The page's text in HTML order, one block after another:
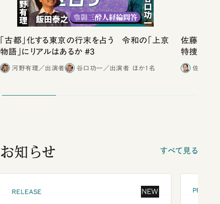
「古都」化する東京の行末を占う 令和の「上京
物語」にリアルはあるか #3
河野有理／出演者 谷口功一／出演者 ほか1名
佐藤優vs
特捜取調
合ったこと
佐藤優
お知らせ すべて見る
RELEASE NEW